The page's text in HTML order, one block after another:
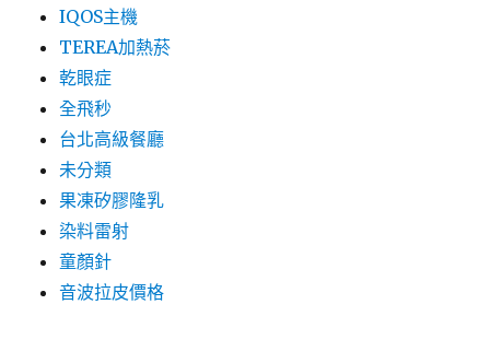
IQOS主機
TEREA加熱菸
乾眼症
全飛秒
台北高級餐廳
未分類
果凍矽膠隆乳
染料雷射
童顏針
音波拉皮價格